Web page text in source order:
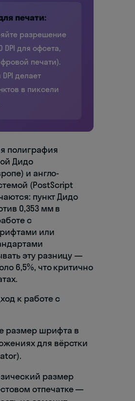
печати:
разрешение
DPI для офсета,
печати).
делает
в пиксели
полиграфия
Дидо
и англо-
(PostScript
пункт Дидо
0,353 мм в
с
или
эту разницу —
6,5%, что критично
к работе с
размер шрифта в
для вёрстки
размер
отпечатке —